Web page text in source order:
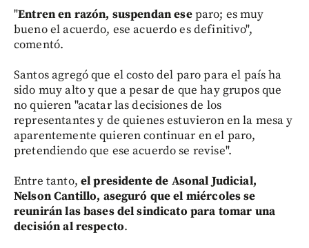
"Entren en razón, suspendan eseparo; es muy
bueno el acuerdo, ese acuerdo es definitivo",
comentó.
Santos agregó que el costo del paro para el país ha
sido muy alto y que a pesar de que hay grupos que
no quieren "acatar las decisiones de los
representantes y de quienes estuvieron en la mesa y
aparentemente quieren continuar en el paro,
pretendiendo que ese acuerdo se revise".
Entre tanto, el presidente de Asonal Judicial,
Nelson Cantillo, aseguró que el miércoles se
reunirán las bases del sindicato para tomar una
decisión al respecto.